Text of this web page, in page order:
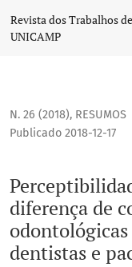
Perceptibilidade e
Revista dos Trabalhos
UNICAMP
N. 26 (2018), RESUMOS
diferença de
dentistas e
Publicado 2018-12-17